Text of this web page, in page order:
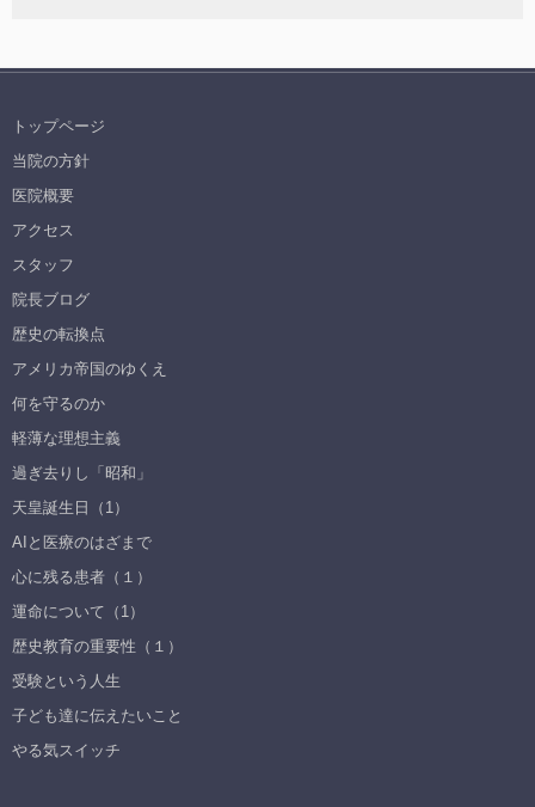
トップページ
当院の方針
医院概要
アクセス
スタッフ
院長ブログ
歴史の転換点
アメリカ帝国のゆくえ
何を守るのか
軽薄な理想主義
過ぎ去りし「昭和」
天皇誕生日（1）
AIと医療のはざまで
心に残る患者（１）
運命について（1）
歴史教育の重要性（１）
受験という人生
子ども達に伝えたいこと
やる気スイッチ